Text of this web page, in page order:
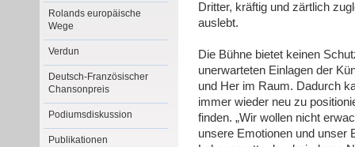
Rolands europäische
Wege
Verdun
Deutsch-Französischer
Chansonpreis
Podiumsdiskussion
Publikationen
Dritter, kräftig und zärtlich
auslebt.
Die Bühne bietet keinen
unerwarteten Einlagen der
und Her im Raum. Dadurch
immer wieder neu zu
finden. „Wir wollen nicht
unsere Emotionen und unser